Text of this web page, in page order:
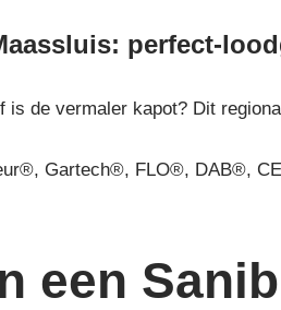
perfect-
de vermaler kapot? Dit
Gartech®, FLO®, DAB®,
een